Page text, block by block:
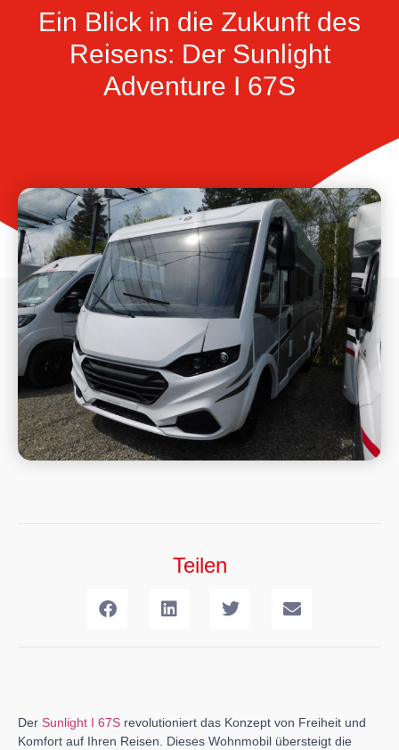
Ein Blick in die Zukunft des
Reisens: Der Sunlight
Adventure I 67S
Teilen
Der Sunlight I 67S revolutioniert das Konzept von Freiheit und
Komfort auf Ihren Reisen. Dieses Wohnmobil übersteigt die